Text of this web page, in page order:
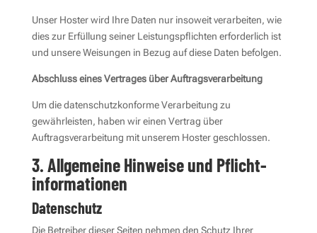
Unser Hoster wird Ihre Daten nur insoweit verarbeiten, wie
dies zur Erfüllung seiner Leistungspflichten erforderlich ist
und unsere Weisungen in Bezug auf diese Daten befolgen.
Abschluss eines Vertrages über Auftragsverarbeitung
Um die datenschutzkonforme Verarbeitung zu
gewährleisten, haben wir einen Vertrag über
Auftragsverarbeitung mit unserem Hoster geschlossen.
3. Allgemeine Hinweise und Pflicht­
informationen
Datenschutz
Die Betreiber dieser Seiten nehmen den Schutz Ihrer